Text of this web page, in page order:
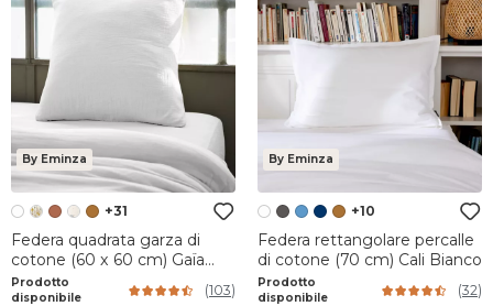
By Eminza
+31
Federa quadrata garza di
cotone (60 x 60 cm) Gaïa
Bianco chantilly
Prodotto
disponibile
(103)
By Eminza
+10
Federa rettangolare percalle
di cotone (70 cm) Cali Bianco
Prodotto
disponibile
(32)